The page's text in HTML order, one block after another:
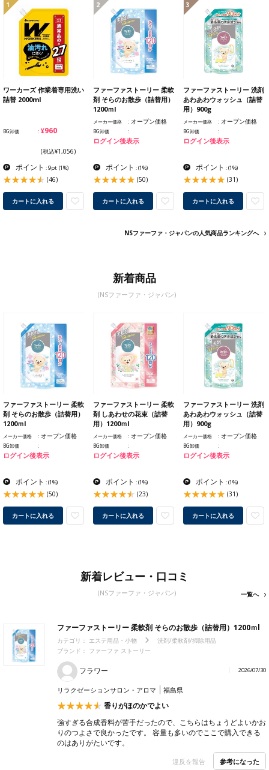
1
ワーカーズ 作業着専用洗い
詰替 2000ml
BG卸価 ¥960
(税込¥1,056)
ポイント : 9pt (1%)
(46)
カートに入れる
2
ファーファストーリー 柔軟
剤 そらのお散歩（詰替用）
1200ｍl
メーカー価格 オープン価格
BG卸価
ログイン後表示
ポイント :(1%)
(50)
カートに入れる
3
ファーファストーリー 洗剤
あわあわウォッシュ（詰替
用）900g
メーカー価格 オープン価格
BG卸価
ログイン後表示
ポイント :(1%)
(31)
カートに入れる
NSファーファ・ジャパンの人気商品ランキングへ
新着商品
(NSファーファ・ジャパン)
ファーファストーリー 柔軟
剤 そらのお散歩（詰替用）
1200ｍl
メーカー価格 オープン価格
BG卸価
ログイン後表示
ポイント :(1%)
(50)
カートに入れる
ファーファストーリー 柔軟
剤 しあわせの花束（詰替
用）1200ｍl
メーカー価格 オープン価格
BG卸価
ログイン後表示
ポイント :(1%)
(23)
カートに入れる
ファーファストーリー 洗剤
あわあわウォッシュ（詰替
用）900g
メーカー価格 オープン価格
BG卸価
ログイン後表示
ポイント :(1%)
(31)
カートに入れる
新着レビュー・口コミ
(NSファーファ・ジャパン) 一覧へ
ファーファストーリー 柔軟剤 そらのお散歩（詰替用）1200ｍl
カテゴリ： エステ用品・小物
洗剤/柔軟剤/掃除用品
ブランド： ファーファ ストーリー
フラワー 2026/07/30
リラクゼーションサロン・アロマ 福島県
香りがほのかでよい
強すぎる合成香料が苦手だったので、こちらはちょうどよいかお
りのつよさで良かったです。 容量も多いのでここで購入できる
のはありがたいです。
違反を報告 参考になった